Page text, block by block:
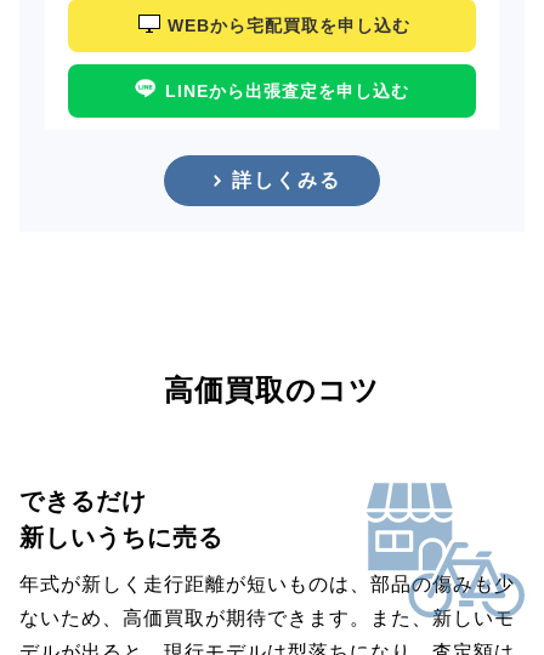
WEBから宅配買取を申し込む
LINEから出張査定を申し込む
詳しくみる
高価買取のコツ
できるだけ
新しいうちに売る
年式が新しく走行距離が短いものは、部品の傷みも少
ないため、高価買取が期待できます。また、新しいモ